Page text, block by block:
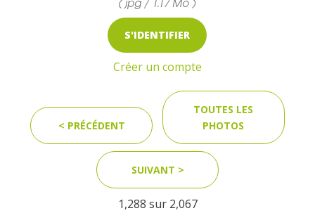
LES ÎLES VANILLE
CONTACT
S'IDENTIFIER
Créer un compte
< PRÉCÉDENT
TOUTES LES
PHOTOS
SUIVANT >
1,288 sur 2,067